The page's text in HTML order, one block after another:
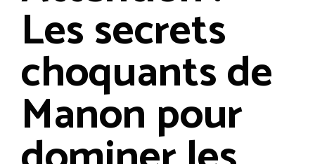
Les secrets
choquants de
Manon pour